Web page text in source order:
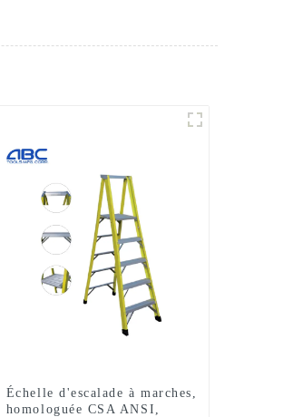
Échelle d'escalade à marches,
homologuée CSA ANSI,